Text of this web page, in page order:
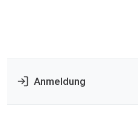
Anmeldung